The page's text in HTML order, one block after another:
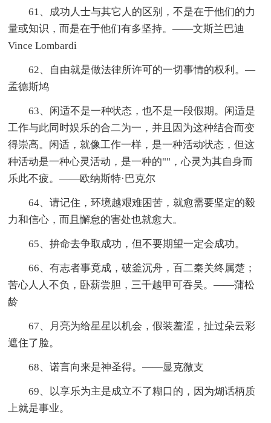
61、成功人士与其它人的区别，不是在于他们的力
量或知识，而是在于他们有多坚持。——文斯兰巴迪
Vince Lombardi
62、自由就是做法律所许可的一切事情的权利。—
孟德斯鸠
63、闲适不是一种状态，也不是一段假期。闲适是
工作与此同时娱乐的合二为一，并且因为这种结合而变
得崇高。闲适，就像工作一样，是一种活动状态，但这
种活动是一种心灵活动，是一种的""，心灵为其自身而
乐此不疲。——欧纳斯特·巴克尔
64、请记住，环境越艰难困苦，就愈需要坚定的毅
力和信心，而且懈怠的害处也就愈大。
65、拚命去争取成功，但不要期望一定会成功。
66、有志者事竟成，破釜沉舟，百二秦关终属楚；
苦心人人不负，卧薪尝胆，三千越甲可吞吴。——蒲松
龄
67、月亮为给星星以机会，假装羞涩，扯过朵云彩
遮住了脸。
68、诺言向来是神圣得。——显克微支
69、以享乐为主是成立不了糊口的，因为煳话柄质
上就是事业。